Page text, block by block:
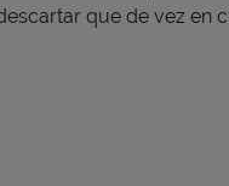
que de vez en